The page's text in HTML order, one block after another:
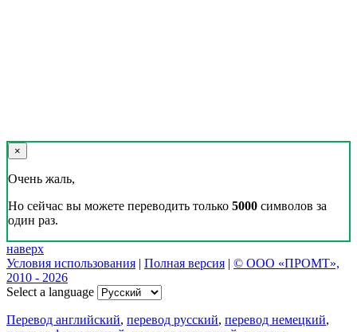
×
Очень жаль,
Но сейчас вы можете переводить только 5000 символов за
один раз.
наверх
Условия использования | Полная версия | © ООО «ПРОМТ»,
2010 - 2026
Select a language
Перевод английский, перевод русский, перевод немецкий,